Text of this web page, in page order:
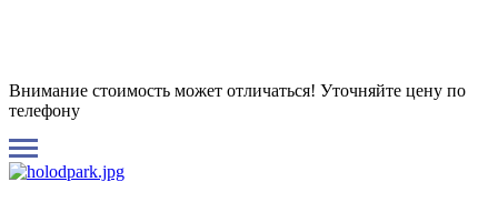
Внимание стоимость может отличаться! Уточняйте цену по
телефону